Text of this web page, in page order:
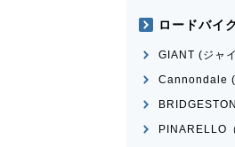
ロードバイク
GIANT (ジャ
Cannondale (
PINARELLO